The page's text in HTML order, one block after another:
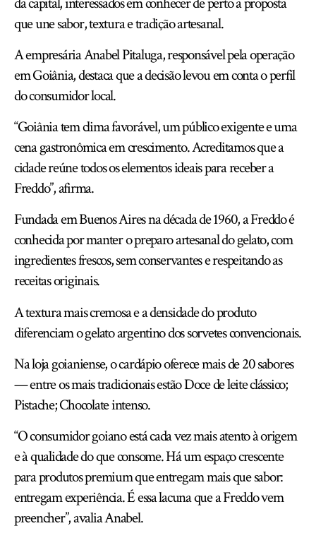
que une sabor, textura e tradição artesanal.
A empresária Anabel Pitaluga, responsável pela operação
em Goiânia, destaca que a decisão levou em conta o perfil
do consumidor local.
“Goiânia tem clima favorável, um público exigente e uma
cena gastronômica em crescimento. Acreditamos que a
cidade reúne todos os elementos ideais para receber a
Freddo”, afirma.
Fundada em Buenos Aires na década de 1960, a Freddo é
conhecida por manter o preparo artesanal do gelato, com
ingredientes frescos, sem conservantes e respeitando as
receitas originais.
A textura mais cremosa e a densidade do produto
diferenciam o gelato argentino dos sorvetes convencionais.
Na loja goianiense, o cardápio oferece mais de 20 sabores
— entre os mais tradicionais estão Doce de leite clássico;
Pistache; Chocolate intenso.
“O consumidor goiano está cada vez mais atento à origem
e à qualidade do que consome. Há um espaço crescente
para produtos premium que entregam mais que sabor:
entregam experiência. É essa lacuna que a Freddo vem
preencher”, avalia Anabel.